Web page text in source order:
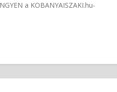
a KOBANYAISZAKI.hu-